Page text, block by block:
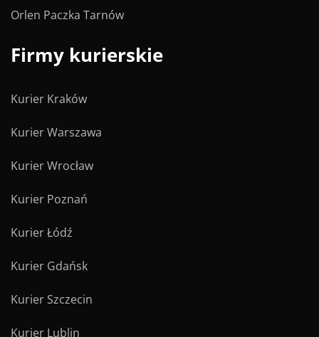
Orlen Paczka Tarnów
Firmy kurierskie
Kurier Kraków
Kurier Warszawa
Kurier Wrocław
Kurier Poznań
Kurier Łódź
Kurier Gdańsk
Kurier Szczecin
Kurier Lublin